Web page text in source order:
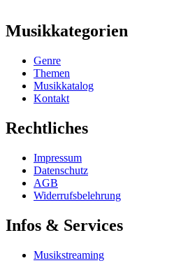
Musikkategorien
Genre
Themen
Musikkatalog
Kontakt
Rechtliches
Impressum
Datenschutz
AGB
Widerrufsbelehrung
Infos & Services
Musikstreaming